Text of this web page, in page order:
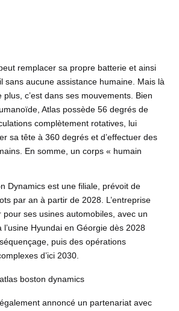
remplacer sa propre batterie et ainsi
sans aucune assistance humaine. Mais là
c’est dans ses mouvements. Bien
Atlas possède 56 degrés de
complètement rotatives, lui
sa tête à 360 degrés et d’effectuer des
En somme, un corps « humain
Dynamics est une filiale, prévoit de
par an à partir de 2028. L’entreprise
pour ses usines automobiles, avec un
Hyundai en Géorgie dès 2028
puis des opérations
d’ici 2030.
annoncé un partenariat avec